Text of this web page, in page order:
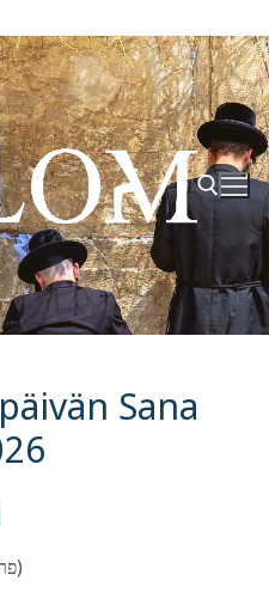
Sana
(פרשת חוקת-בלק)